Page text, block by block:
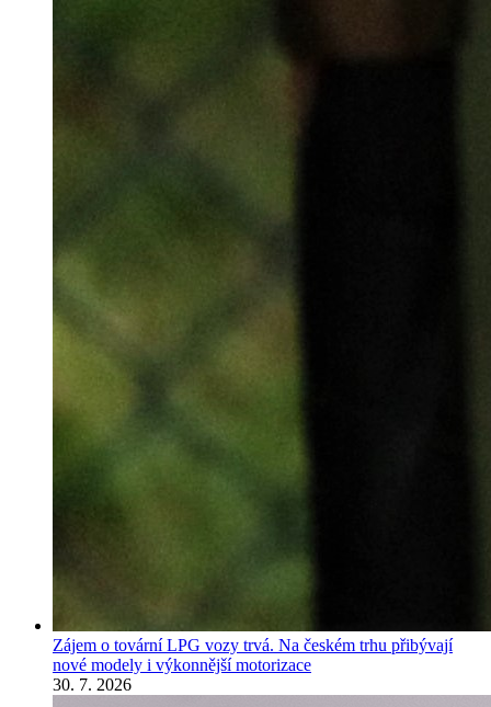
Zájem o tovární LPG vozy trvá. Na českém trhu přibývají
nové modely i výkonnější motorizace
30. 7. 2026